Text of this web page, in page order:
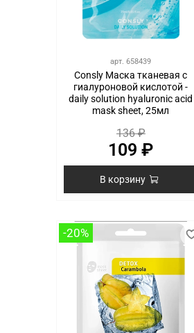
арт.658439
Consly Маска тканевая с
гиалуроновой кислотой -
daily solution hyaluronic acid
mask sheet, 25мл
136 ₽
109 ₽
В корзину
-20%